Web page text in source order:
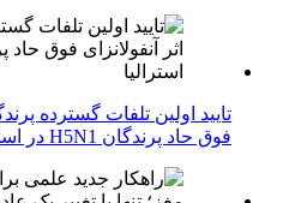
تایید اولین تلفات گسترده
فوق حاد پرندگان H5N1 در استرالیا